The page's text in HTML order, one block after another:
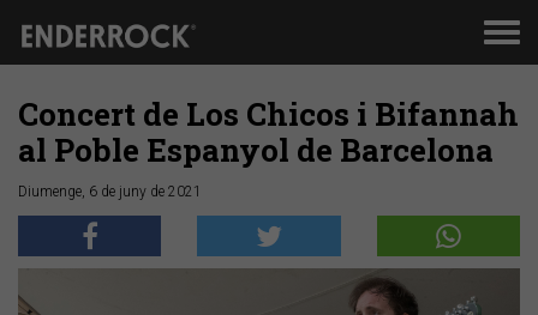
Concert de Los Chicos i Bifannah
al Poble Espanyol de Barcelona
Diumenge, 6 de juny de 2021
Anterior